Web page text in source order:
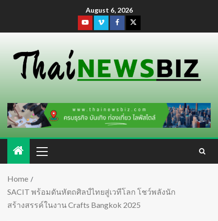
August 6, 2026
Home
SACIT พร้อมดันหัตถศิลป์ไทยสู่เวทีโลก โชว์พลังนัก
สร้างสรรค์ในงาน Crafts Bangkok 2025